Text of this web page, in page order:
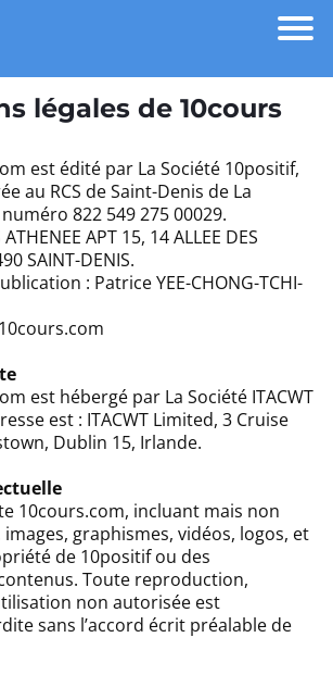
légales de 10cours
est édité par La Société 10positif,
au RCS de Saint-Denis de La
822 549 275 00029.
APT 15, 14 ALLEE DES
SAINT-DENIS.
: Patrice YEE-CHONG-TCHI-
est hébergé par La Société ITACWT
est : ITACWT Limited, 3 Cruise
Dublin 15, Irlande.
10cours.com, incluant mais non
graphismes, vidéos, logos, et
de 10positif ou des
Toute reproduction,
non autorisée est
sans l’accord écrit préalable de